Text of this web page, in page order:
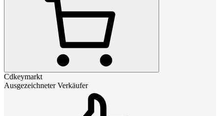
Cdkeymarkt
Ausgezeichneter Verkäufer